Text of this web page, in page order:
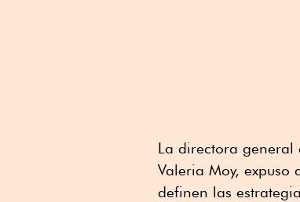
La directora general
Valeria Moy, expuso
definen las